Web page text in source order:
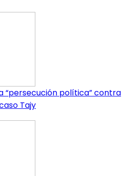
“persecución política” contra
Tajy